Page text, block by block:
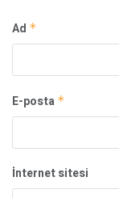
Ad *
E-posta *
İnternet sitesi